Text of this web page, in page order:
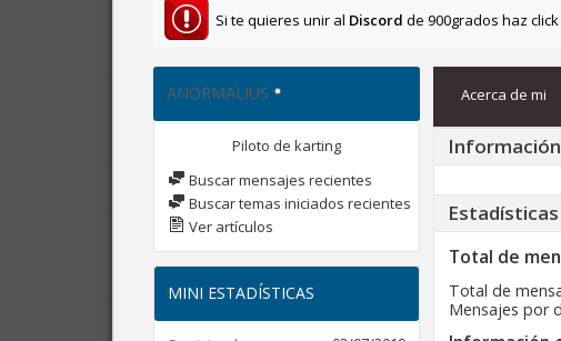
Si te quieres unir al Discord de 900grados haz click
ANORMALIUS
Piloto de karting
Buscar mensajes recientes
Buscar temas iniciados recientes
Ver artículos
MINI ESTADÍSTICAS
Acerca de mi
Estadísticas
Total de
Total de
Mensajes por